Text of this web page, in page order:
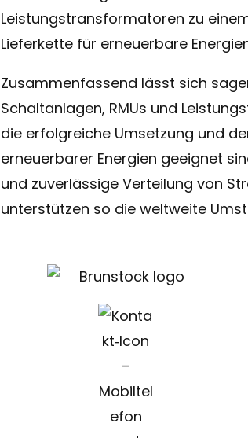
Leistungstransformatoren zu
Lieferkette für erneuerbare
Zusammenfassend lässt sich
Schaltanlagen, RMUs und
die erfolgreiche Umsetzung und
erneuerbarer Energien geeignet
und zuverlässige Verteilung von
unterstützen so die weltweite